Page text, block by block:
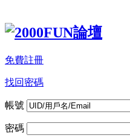
免費註冊
找回密碼
帳號
密碼